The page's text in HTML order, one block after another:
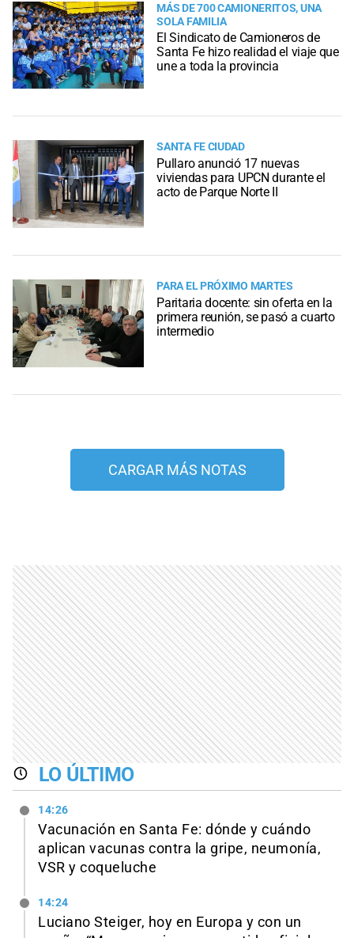
MÁS DE 700 CAMIONERITOS, UNA
SOLA FAMILIA
El Sindicato de Camioneros de
Santa Fe hizo realidad el viaje que
une a toda la provincia
SANTA FE CIUDAD
Pullaro anunció 17 nuevas
viviendas para UPCN durante el
acto de Parque Norte II
PARA EL PRÓXIMO MARTES
Paritaria docente: sin oferta en la
primera reunión, se pasó a cuarto
intermedio
CARGAR MÁS NOTAS
LO ÚLTIMO
14:26
Vacunación en Santa Fe: dónde y cuándo
aplican vacunas contra la gripe, neumonía,
VSR y coqueluche
14:24
Luciano Steiger, hoy en Europa y con un